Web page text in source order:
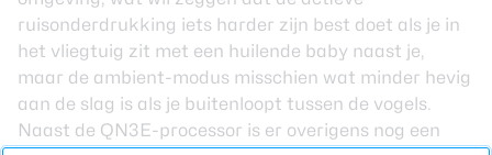
ruisonderdrukking iets harder zijn best doet als je in
het vliegtuig zit met een huilende baby naast je,
maar de ambient-modus misschien wat minder hevig
aan de slag is als je buitenloopt tussen de vogels.
Naast de QN3E-processor is er overigens nog een